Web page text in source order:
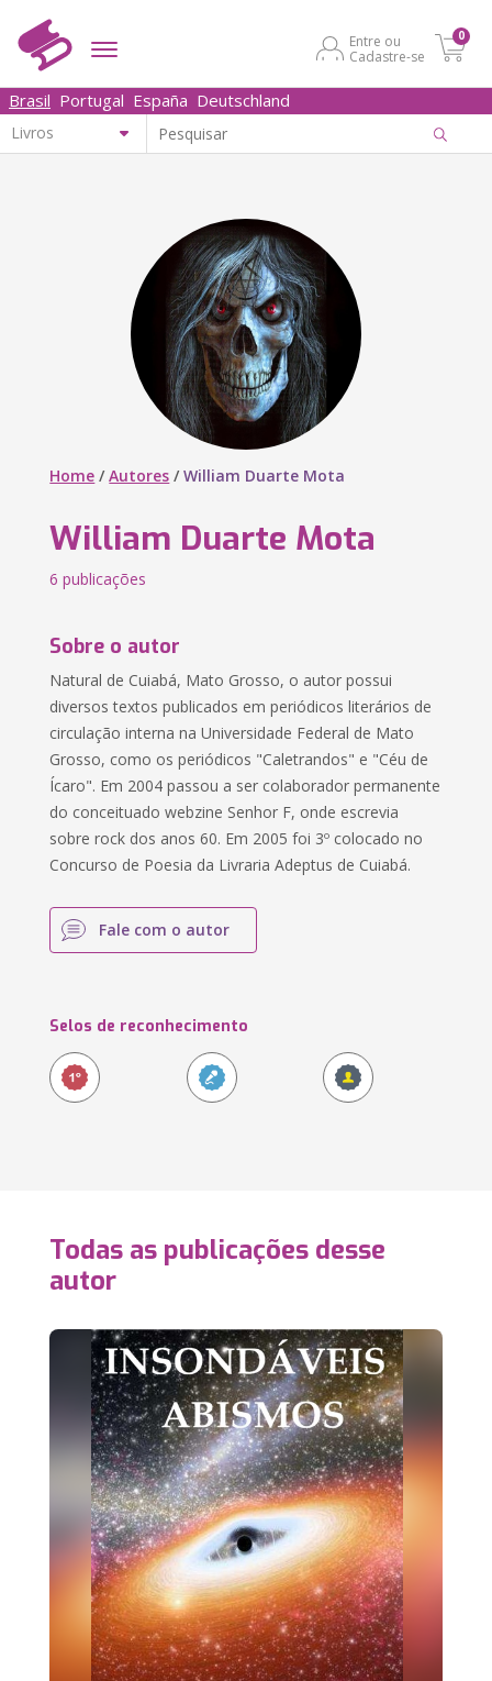
Entre ou
Cadastre-se
0
Brasil Portugal España Deutschland
Home /Autores /William Duarte Mota
William Duarte Mota
6 publicações
Sobre o autor
Natural de Cuiabá, Mato Grosso, o autor possui
diversos textos publicados em periódicos literários de
circulação interna na Universidade Federal de Mato
Grosso, como os periódicos "Caletrandos" e "Céu de
Ícaro". Em 2004 passou a ser colaborador permanente
do conceituado webzine Senhor F, onde escrevia
sobre rock dos anos 60. Em 2005 foi 3º colocado no
Concurso de Poesia da Livraria Adeptus de Cuiabá.
Fale com o autor
Selos de reconhecimento
Todas as publicações desse
autor